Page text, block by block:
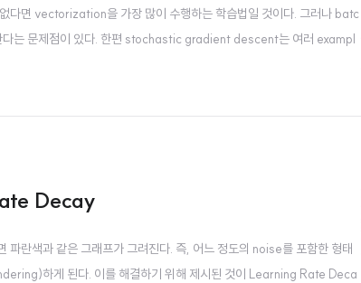
다면 vectorization을 가장 많이 수행하는 학습법일 것이다. 그러나 batc
는 문제점이 있다. 한편 stochastic gradient descent는 여러 exampl
Decay
색과 같은 그래프가 그려진다. 즉, 어느 정도의 noise를 포함한 형태
하게 된다. 이를 해결하기 위해 제시된 것이 Learning Rate Deca